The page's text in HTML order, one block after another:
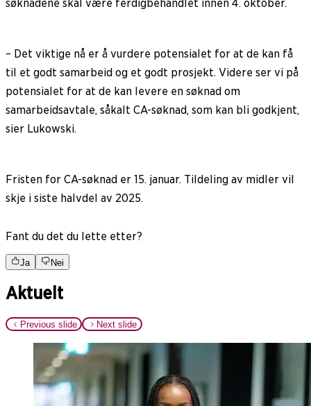
søknadene skal være ferdigbehandlet innen 4. oktober.
– Det viktige nå er å vurdere potensialet for at de kan få
til et godt samarbeid og et godt prosjekt. Videre ser vi på
potensialet for at de kan levere en søknad om
samarbeidsavtale, såkalt CA-søknad, som kan bli godkjent,
sier Lukowski.
Fristen for CA-søknad er 15. januar. Tildeling av midler vil
skje i siste halvdel av 2025.
Fant du det du lette etter?
Ja Nei
Aktuelt
Previous slide Next slide